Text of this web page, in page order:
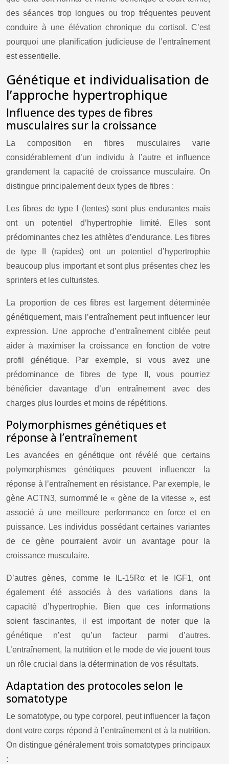
des séances trop longues ou trop fréquentes peuvent
conduire à une élévation chronique du cortisol. C’est
pourquoi une planification judicieuse de l’entraînement
est essentielle.
Génétique et individualisation de
l’approche hypertrophique
Influence des types de fibres
musculaires sur la croissance
La composition en fibres musculaires varie
considérablement d’un individu à l’autre et influence
grandement la capacité de croissance musculaire. On
distingue principalement deux types de fibres :
Les fibres de type I (lentes) sont plus endurantes mais
ont un potentiel d’hypertrophie limité. Elles sont
prédominantes chez les athlètes d’endurance. Les fibres
de type II (rapides) ont un potentiel d’hypertrophie
beaucoup plus important et sont plus présentes chez les
sprinters et les culturistes.
La proportion de ces fibres est largement déterminée
génétiquement, mais l’entraînement peut influencer leur
expression. Une approche d’entraînement ciblée peut
aider à maximiser la croissance en fonction de votre
profil génétique. Par exemple, si vous avez une
prédominance de fibres de type II, vous pourriez
bénéficier davantage d’un entraînement avec des
charges plus lourdes et moins de répétitions.
Polymorphismes génétiques et
réponse à l’entraînement
Les avancées en génétique ont révélé que certains
polymorphismes génétiques peuvent influencer la
réponse à l’entraînement en résistance. Par exemple, le
gène ACTN3, surnommé le « gène de la vitesse », est
associé à une meilleure performance en force et en
puissance. Les individus possédant certaines variantes
de ce gène pourraient avoir un avantage pour la
croissance musculaire.
D’autres gènes, comme le IL-15Rα et le IGF1, ont
également été associés à des variations dans la
capacité d’hypertrophie. Bien que ces informations
soient fascinantes, il est important de noter que la
génétique n’est qu’un facteur parmi d’autres.
L’entraînement, la nutrition et le mode de vie jouent tous
un rôle crucial dans la détermination de vos résultats.
Adaptation des protocoles selon le
somatotype
Le somatotype, ou type corporel, peut influencer la façon
dont votre corps répond à l’entraînement et à la nutrition.
On distingue généralement trois somatotypes principaux
: